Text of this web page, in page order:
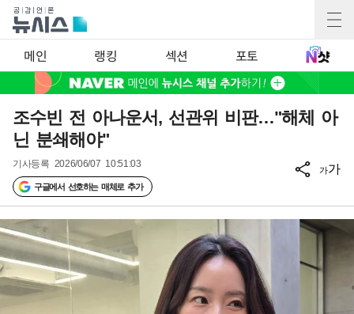
메인 랭킹 섹션 포토
조수빈 전 아나운서, 선관위 비판…"해체 아
닌 분쇄해야"
기사등록 2026/06/07 10:51:03
구글에서 선호하는 매체로 추가
가가